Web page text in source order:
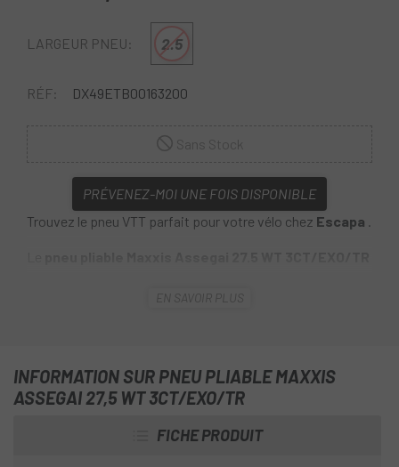
LARGEUR PNEU: 2.5
RÉF: DX49ETB00163200
PRÉVENEZ-MOI UNE FOIS DISPONIBLE
Trouvez le pneu VTT parfait pour votre vélo chez Escapa .
pointe de fer utilisée par les Zoulous d'Afrique du Sud.
le maintien de la traction sur tous les terrains et offrent un
excellent soutien entre les racines et les roches mouillées.
pneu pliable Maxxis Assegai 27,5 WT 3CT/EXO/TR
EN SAVOIR PLUS
INFORMATION SUR PNEU PLIABLE MAXXIS
ASSEGAI 27,5 WT 3CT/EXO/TR
FICHE PRODUIT